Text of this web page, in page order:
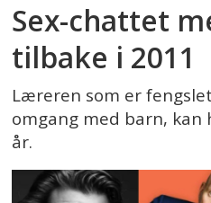
Sex-chattet
tilbake i 2011
Læreren som er
omgang med barn, kan
år.